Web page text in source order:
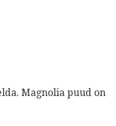
Magnolia puud on